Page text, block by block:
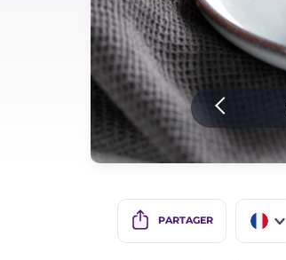
IT Website
Instagram
YouTube
PARTAGER